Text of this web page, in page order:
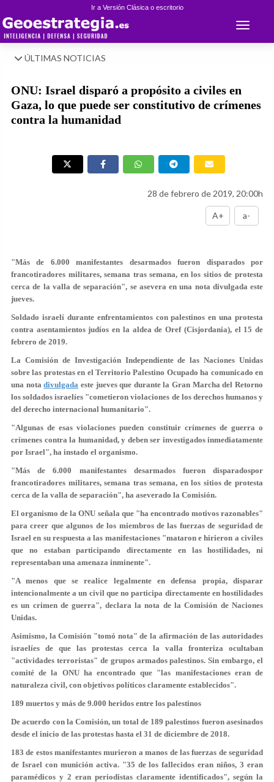
Ir a Versión Clásica o escritorio
Toggle
ÚLTIMAS NOTICIAS
ONU: Israel disparó a propósito a civiles en
Gaza, lo que puede ser constitutivo de crímenes
contra la humanidad
28 de febrero de 2019, 20:00h
A+ a-
"Más de 6.000 manifestantes desarmados fueron disparados por
francotiradores militares, semana tras semana, en los sitios de protesta
cerca de la valla de separación", se asevera en una nota divulgada este
jueves.
Soldado israelí durante enfrentamientos con palestinos en una protesta
contra asentamientos judíos en la aldea de Oref (Cisjordania), el 15 de
febrero de 2019.
La Comisión de Investigación Independiente de las Naciones Unidas
sobre las protestas en el Territorio Palestino Ocupado ha comunicado en
una notadivulgada este jueves que durante la Gran Marcha del Retorno
los soldados israelíes "cometieron violaciones de los derechos humanos y
del derecho internacional humanitario".
"Algunas de esas violaciones pueden constituir crímenes de guerra o
crímenes contra la humanidad, y deben ser investigados inmediatamente
por Israel", ha instado el organismo.
"Más de6.000 manifestantes desarmados fueron disparadospor
francotiradores militares, semana tras semana, en los sitios de protesta
cerca de la valla de separación", ha aseverado la Comisión.
El organismo de la ONU señala que "ha encontrado motivos razonables"
para creer que algunos de los miembros de las fuerzas de seguridad de
Israel en su respuesta a las manifestaciones "mataron e hirieron a civiles
que no estaban participando directamente en las hostilidades, ni
representaban una amenaza inminente".
"A menos que se realice legalmente en defensa propia, disparar
intencionalmente a un civil que no participa directamente en hostilidades
es un crimen de guerra", declara la nota de la Comisión de Naciones
Unidas.
Asimismo, la Comisión "tomó nota" de la afirmación de las autoridades
israelíes de que las protestas cerca la valla fronteriza ocultaban
"actividades terroristas" de grupos armados palestinos. Sin embargo, el
comité de la ONU ha encontrado que "las manifestaciones eran de
naturaleza civil, con objetivos políticos claramente establecidos".
189 muertos y más de 9.000 heridos entre los palestinos
De acuerdo con la Comisión, un total de 189 palestinos fueron asesinados
desde el inicio de las protestas hasta el 31 de diciembre de 2018.
183de estos manifestantes murieron a manos de las fuerzas de seguridad
de Israel con munición activa. "35 de los fallecidos eranniños, 3 eran
paramédicos y 2 eran periodistas claramente identificados", según la